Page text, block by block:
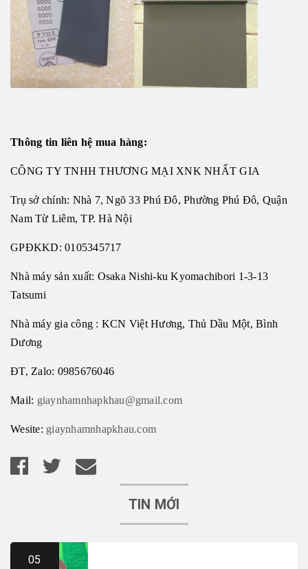
Thông tin liên hệ mua hàng:
CÔNG TY TNHH THƯƠNG MẠI XNK NHẤT GIA
Trụ sở chính: Nhà 7, Ngõ 33 Phú Đô, Phường Phú Đô, Quận
Nam Từ Liêm, TP. Hà Nội
GPĐKKD: 0105345717
Nhà máy sản xuất: Osaka Nishi-ku Kyomachibori 1-3-13
Tatsumi
Nhà máy gia công : KCN Việt Hương, Thủ Dầu Một, Bình
Dương
ĐT, Zalo: 0985676046
Mail: giaynhamnhapkhau@gmail.com
Wesite: giaynhamnhapkhau.com
TIN MỚI
05